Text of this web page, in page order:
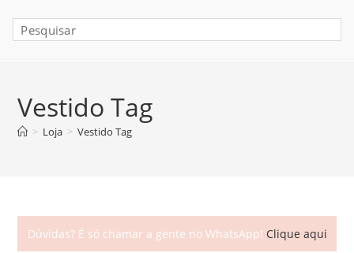
Vestido Tag
> Loja > Vestido Tag
Dúvidas? É só chamar a gente no WhatsApp! Clique aqui